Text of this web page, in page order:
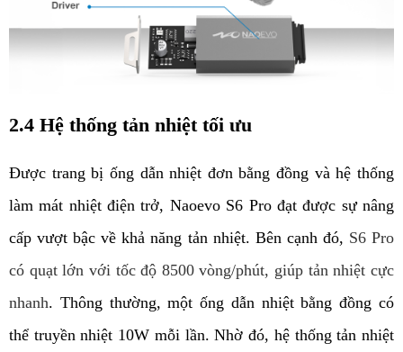
2.4 Hệ thống tản nhiệt tối ưu
Được trang bị ống dẫn nhiệt đơn bằng đồng và hệ thống
làm mát nhiệt điện trở, Naoevo S6 Pro đạt được sự nâng
cấp vượt bậc về khả năng tản nhiệt. Bên cạnh đó, S6 Pro
có quạt lớn với tốc độ 8500 vòng/phút, giúp tản nhiệt cực
nhanh. Thông thường, một ống dẫn nhiệt bằng đồng có
thể truyền nhiệt 10W mỗi lần. Nhờ đó, hệ thống tản nhiệt